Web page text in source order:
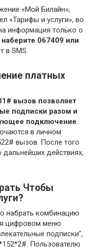
«Мой Билайн»,
«Тарифы и услуги», во
информация только о
наберите 067409 или
в SMS.
платных
вызов позволяет
подписки разом и
подключение.
в личном
вызов. После того
действиях,
Чтобы
набрать комбинацию
цифровом меню
подписки",
Пользователю